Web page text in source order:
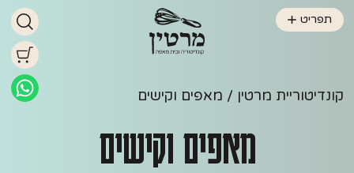
תפריט
קונדיטוריית מרטין / מאפים וקישים
מאפים וקישים